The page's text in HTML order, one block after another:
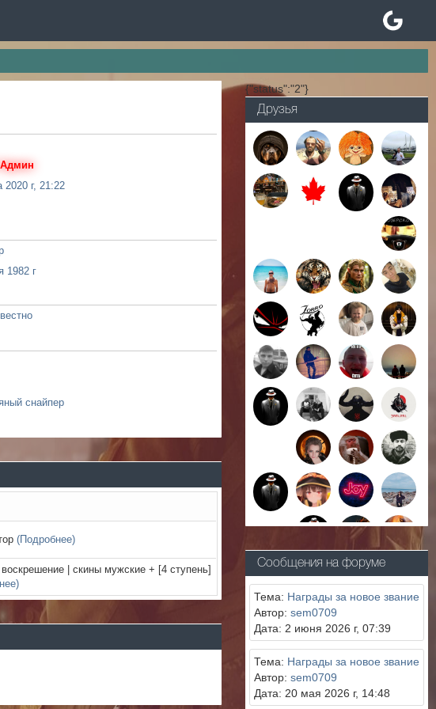
2020 г, 21:22
1982 г
снайпер
(Подробнее)
| скины мужские + [4 ступень]
{"status":"2"}
Друзья
Сообщения на форуме
Тема: Награды за новое звание
Автор: sem0709
Дата: 2 июня 2026 г, 07:39
Тема: Награды за новое звание
Автор: sem0709
Дата: 20 мая 2026 г, 14:48